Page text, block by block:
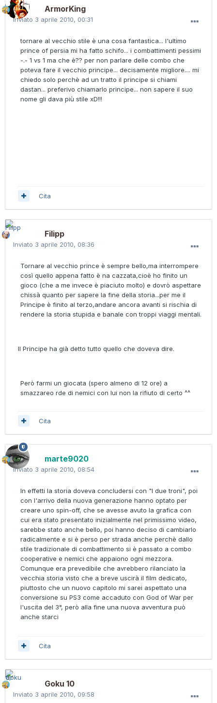
ArmorKing
Inviato 3 aprile 2010, 00:31
tornare al vecchio stile è una cosa fantastica... l'ultimo
prince of persia mi ha fatto schifo... i combattimenti pessimi
-.- 1 vs 1 ma che è?? per non parlare delle combo che
poteva fare il vecchio principe... decisamente migliore.... mi
chiedo solo perchè ad un tratto il principe si chiami
dastan... preferivo chiamarlo principe... non sapere il suo
nome gli dava più stile xD!!!
Cita
Filipp
Inviato 3 aprile 2010, 08:36
Tornare al vecchio prince è sempre bello,ma interrompere
così quello appena fatto è na cazzata,cioè ho finito un
gioco (che a me invece è piaciuto molto) e dovrò aspettare
chissà quanto per sapere la fine della storia...per me il
Principe è finito al terzo,andare ancora avanti si rischia di
rendere la storia stupida e banale con troppi viaggi mentali.
Il Principe ha già detto tutto quello che doveva dire.
Però farmi un giocata (spero almeno di 12 ore) a
smazzareo rde di nemici con lui non la rifiuto di certo ^^
Cita
marte9020
Inviato 3 aprile 2010, 08:54
In effetti la storia doveva concludersi con "I due troni", poi
con l'arrivo della nuova generazione hanno optato per
creare uno spin-off, che se avesse avuto la grafica con
cui era stato presentato inizialmente nel primissimo video,
sarebbe stato anche bello, poi hanno deciso di cambiarlo
radicalmente e si è perso per strada anche perchè dallo
stile tradizionale di combattimento si è passato a combo
cooperative e nemici che appaiono ogni mezzora.
Comunque era prevedibile che avrebbero rilanciato la
vecchia storia visto che a breve uscirà il film dedicato,
piuttosto che un nuovo capitolo mi sarei aspettato una
conversione su PS3 come accaduto con God of War per
l'uscita del 3°, però alla fine una nuova avventura può
anche starci
Cita
Goku 10
Inviato 3 aprile 2010, 09:58